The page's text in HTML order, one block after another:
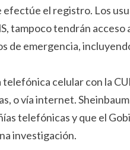
efectúe el registro. Los
tampoco tendrán
de emergencia,
telefónica celular con la
o vía internet.
telefónicas y que el
investigación.